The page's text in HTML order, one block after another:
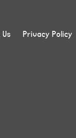
Privacy Policy